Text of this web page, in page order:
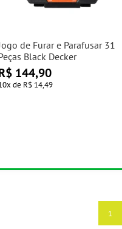
de Furar e Parafusar 31
Black Decker
144,90
x de R$ 14,49
1